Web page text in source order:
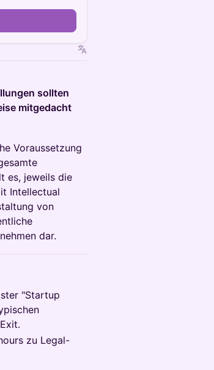
sollten
mitgedacht
Voraussetzung
es, jeweils die
Intellectual
von
dar.
"Startup
zu Legal-